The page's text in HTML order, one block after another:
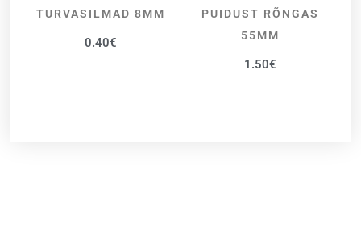
LISA KORVI
TURVASILMAD 8MM
0.40€
LISA KORVI
PUIDUST RÕNGAS
55MM
1.50€